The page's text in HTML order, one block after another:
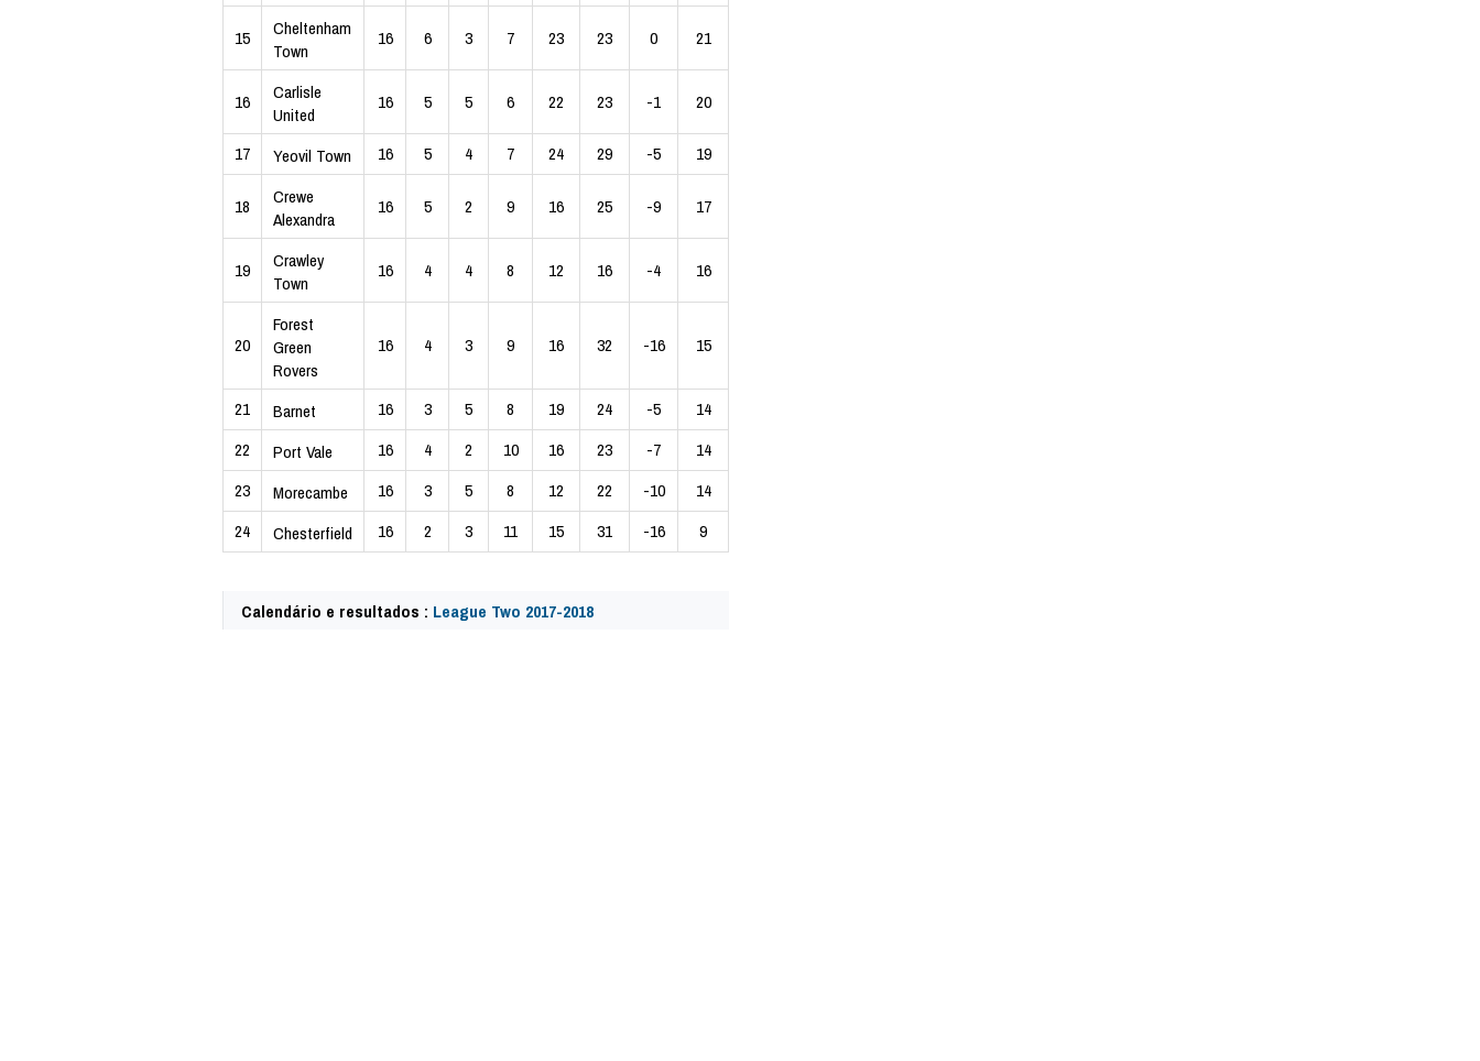
15
Cheltenham
Town
16 6 3 7 23 23 0 21
16
Carlisle
United
16 5 5 6 22 23 -1 20
17 Yeovil Town 16 5 4 7 24 29 -5 19
18
Crewe
Alexandra
16 5 2 9 16 25 -9 17
19
Crawley
Town
16 4 4 8 12 16 -4 16
20
Forest
Green
Rovers
16 4 3 9 16 32 -16 15
21 Barnet 16 3 5 8 19 24 -5
14
22
Port Vale 16 4 2 10 16 23 -7
14
23
Morecambe 16 3 5 8 12 22 -10
14
24
Chesterfield 16 2 3 11 15 31 -16 9
Calendário e resultados : League Two 2017-2018